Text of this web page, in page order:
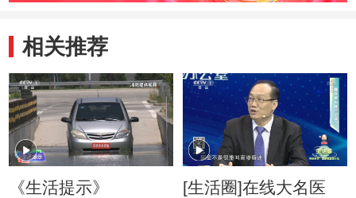
相关推荐
《生活提示》
[生活圈]在线大名医